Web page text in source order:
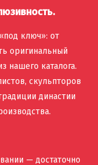
ключ»: от
оригинальный
нашего каталога.
скульпторов
династии
— достаточно